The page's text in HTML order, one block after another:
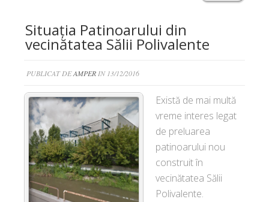
Situația Patinoarului din
vecinătatea Sălii Polivalente
PUBLICAT DEAMPER IN 13/12/2016
Există de mai multă
vreme interes legat
de preluarea
patinoarului nou
construit în
vecinătatea Sălii
Polivalente.